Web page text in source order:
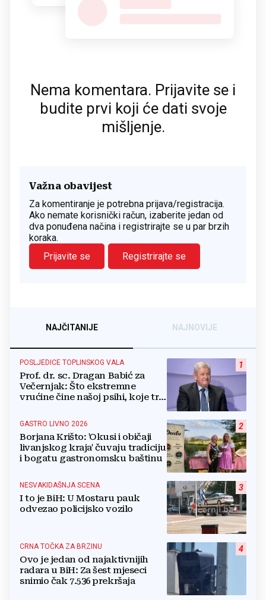
Nema komentara. Prijavite se i
budite prvi koji će dati svoje
mišljenje.
Važna obavijest
Za komentiranje je potrebna prijava/registracija.
Ako nemate korisnički račun, izaberite jedan od
dva ponuđena načina i registrirajte se u par brzih
koraka.
Prijavite se
Registrirajte se
NAJČITANIJE NAJNOVIJE
1
POSLJEDICE TOPLINSKOG VALA
Prof. dr. sc. Dragan Babić za
Večernjak: Što ekstremne
vrućine čine našoj psihi, koje tri
boriti...
2
GASTRO LIVNO 2026
Borjana Krišto: 'Okusi i običaji
livanjskog kraja' čuvaju tradiciju
i bogatu gastronomsku baštinu
3
NESVAKIDAŠNJA SCENA
I to je BiH: U Mostaru pauk
odvezao policijsko vozilo
4
CRNA TOČKA ZA BRZINU
Ovo je jedan od najaktivnijih
radara u BiH: Za šest mjeseci
snimio čak 7.536 prekršaja